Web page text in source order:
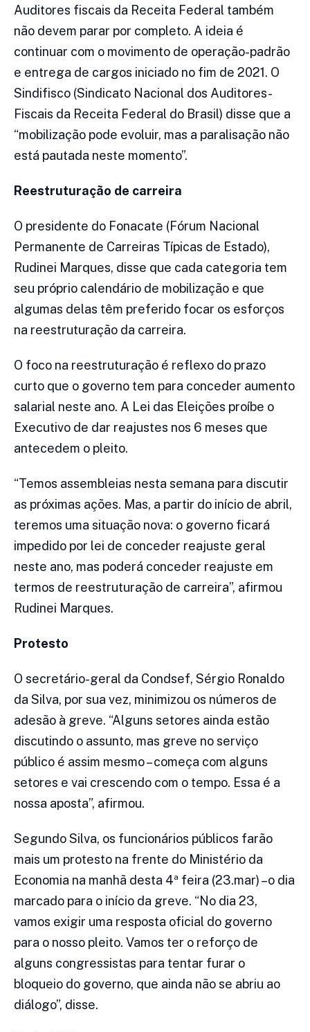
Auditores fiscais da Receita Federal também
não devem parar por completo. A ideia é
continuar com o movimento de operação-padrão
e entrega de cargos iniciado no fim de 2021. O
Sindifisco (Sindicato Nacional dos Auditores-
Fiscais da Receita Federal do Brasil) disse que a
“mobilização pode evoluir, mas a paralisação não
está pautada neste momento”.
Reestruturação de carreira
O presidente do Fonacate (Fórum Nacional
Permanente de Carreiras Típicas de Estado),
Rudinei Marques, disse que cada categoria tem
seu próprio calendário de mobilização e que
algumas delas têm preferido focar os esforços
na reestruturação da carreira.
O foco na reestruturação é reflexo do prazo
curto que o governo tem para conceder aumento
salarial neste ano. A Lei das Eleições proíbe o
Executivo de dar reajustes nos 6 meses que
antecedem o pleito.
“Temos assembleias nesta semana para discutir
as próximas ações. Mas, a partir do início de abril,
teremos uma situação nova: o governo ficará
impedido por lei de conceder reajuste geral
neste ano, mas poderá conceder reajuste em
termos de reestruturação de carreira”, afirmou
Rudinei Marques.
Protesto
O secretário-geral da Condsef, Sérgio Ronaldo
da Silva, por sua vez, minimizou os números de
adesão à greve. “Alguns setores ainda estão
discutindo o assunto, mas greve no serviço
público é assim mesmo – começa com alguns
setores e vai crescendo com o tempo. Essa é a
nossa aposta”, afirmou.
Segundo Silva, os funcionários públicos farão
mais um protesto na frente do Ministério da
Economia na manhã desta 4ª feira (23.mar) –o dia
marcado para o início da greve. “No dia 23,
vamos exigir uma resposta oficial do governo
para o nosso pleito. Vamos ter o reforço de
alguns congressistas para tentar furar o
bloqueio do governo, que ainda não se abriu ao
diálogo”, disse.